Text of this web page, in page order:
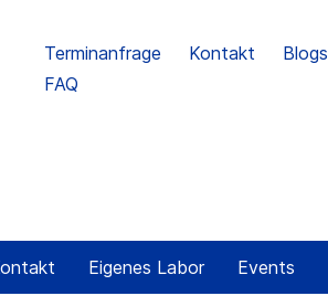
Terminanfrage Kontakt Blogs
FAQ
Eigenes Labor Events